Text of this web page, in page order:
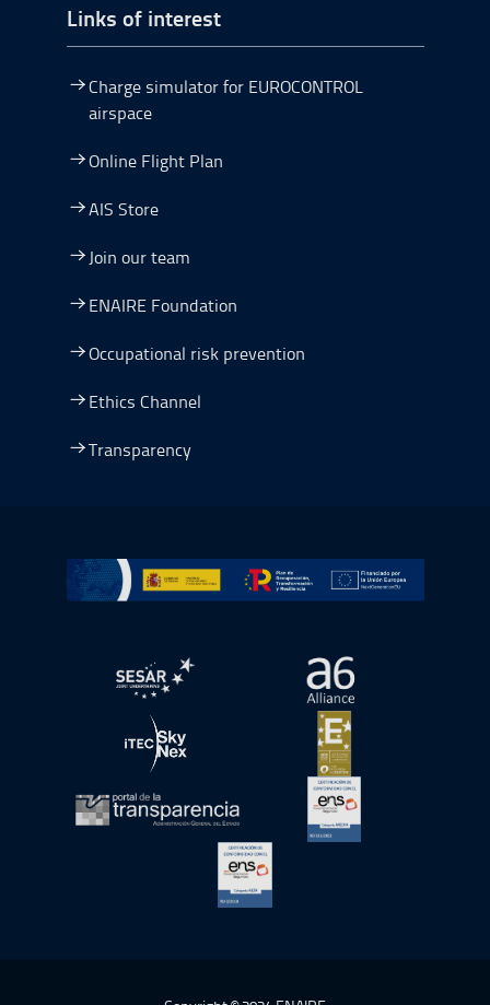
Links of interest
Charge simulator for EUROCONTROL
airspace
Online Flight Plan
AIS Store
Join our team
ENAIRE Foundation
Occupational risk prevention
Ethics Channel
Transparency
Go to Plan de Recuperación, Transformación y
Open in a new window.Open in a new
Open in a new window.Open in a new
Open in a new window.